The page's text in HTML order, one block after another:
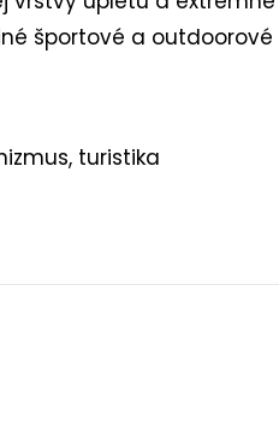
športové a outdoorové
turistika